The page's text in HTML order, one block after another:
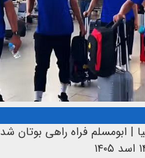
| ابومسلم فراه راهی بوتان شد